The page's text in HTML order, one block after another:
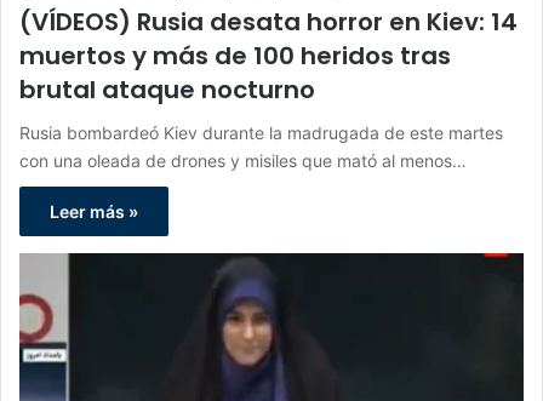
(VÍDEOS) Rusia desata horror en Kiev: 14
muertos y más de 100 heridos tras
brutal ataque nocturno
Rusia bombardeó Kiev durante la madrugada de este martes
con una oleada de drones y misiles que mató al menos…
Leer más »